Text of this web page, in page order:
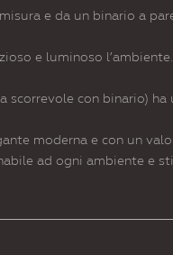
e da un binario a
e luminoso
con binario) ha
moderna e con un
ad ogni ambiente e